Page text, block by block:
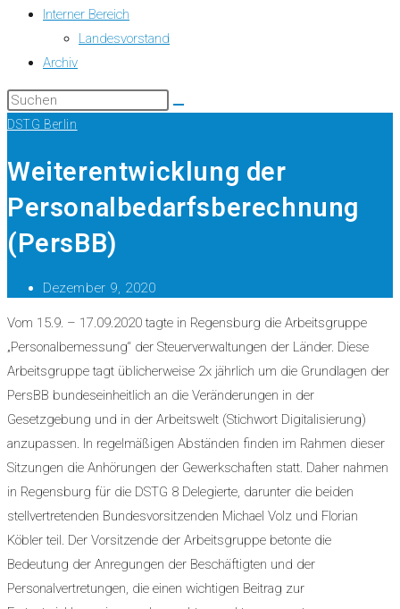
Interner Bereich
Landesvorstand
Archiv
DSTG Berlin
Weiterentwicklung der
Personalbedarfsberechnung
(PersBB)
Dezember 9, 2020
Vom 15.9. – 17.09.2020 tagte in Regensburg die Arbeitsgruppe
„Personalbemessung“ der Steuerverwaltungen der Länder. Diese
Arbeitsgruppe tagt üblicherweise 2x jährlich um die Grundlagen der
PersBB bundeseinheitlich an die Veränderungen in der
Gesetzgebung und in der Arbeitswelt (Stichwort Digitalisierung)
anzupassen. In regelmäßigen Abständen finden im Rahmen dieser
Sitzungen die Anhörungen der Gewerkschaften statt. Daher nahmen
in Regensburg für die DSTG 8 Delegierte, darunter die beiden
stellvertretenden Bundesvorsitzenden Michael Volz und Florian
Köbler teil. Der Vorsitzende der Arbeitsgruppe betonte die
Bedeutung der Anregungen der Beschäftigten und der
Personalvertretungen, die einen wichtigen Beitrag zur